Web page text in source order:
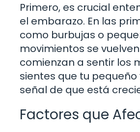
Primero, es crucial
el embarazo. En las
como burbujas o
movimientos se
comienzan a sentir los
sientes que tu
señal de que está
Factores que